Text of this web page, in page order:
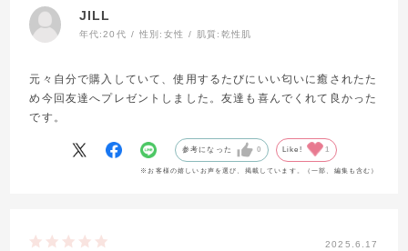
JILL
年代:20代 性別: 女性 肌質: 乾性肌
元々自分で購入していて、使用するたびにいい匂いに癒されたた
め今回友達へプレゼントしました。友達も喜んでくれて良かった
です。
参考になった 0 Like! 1
※お客様の嬉しいお声を選び、掲載しています。（一部、編集も含む）
2025.6.17